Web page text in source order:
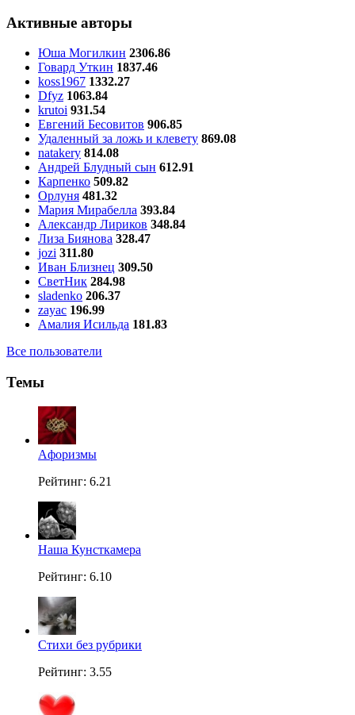
Активные авторы
Юша Могилкин 2306.86
Говард Уткин 1837.46
koss1967 1332.27
Dfyz 1063.84
krutoi 931.54
Евгений Бесовитов 906.85
Удаленный за ложь и клевету 869.08
natakery 814.08
Андрей Блудный сын 612.91
Карпенко 509.82
Орлуня 481.32
Мария Мирабелла 393.84
Александр Лириков 348.84
Лиза Биянова 328.47
jozi 311.80
Иван Близнец 309.50
СветНик 284.98
sladenko 206.37
zayac 196.99
Амалия Исильда 181.83
Все пользователи
Темы
Aфоризмы
Рейтинг: 6.21
Наша Кунсткамера
Рейтинг: 6.10
Стихи без рубрики
Рейтинг: 3.55